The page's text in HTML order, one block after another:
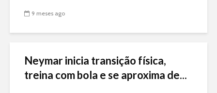
9 meses ago
Neymar inicia transição física,
treina com bola e se aproxima de...